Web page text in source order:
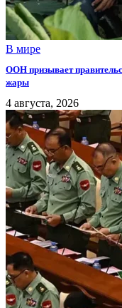
В мире
ООН призывает
жары
4 августа, 2026